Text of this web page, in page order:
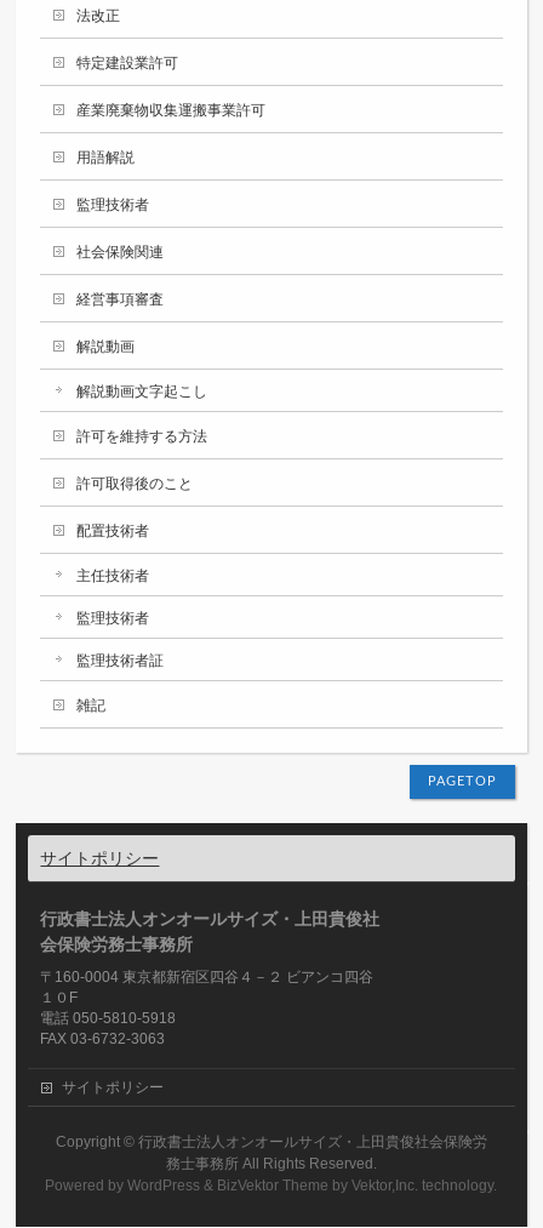
法改正
特定建設業許可
産業廃棄物収集運搬事業許可
用語解説
監理技術者
社会保険関連
経営事項審査
解説動画
解説動画文字起こし
許可を維持する方法
許可取得後のこと
配置技術者
主任技術者
監理技術者
監理技術者証
雑記
PAGETOP
サイトポリシー
行政書士法人オンオールサイズ・上田貴俊社
会保険労務士事務所
〒160-0004 東京都新宿区四谷４－２ ビアンコ四谷
１０F
電話 050-5810-5918
FAX 03-6732-3063
サイトポリシー
Copyright © 行政書士法人オンオールサイズ・上田貴俊社会保険労
務士事務所All Rights Reserved.
Powered byWordPress & BizVektor Theme byVektor,Inc. technology.